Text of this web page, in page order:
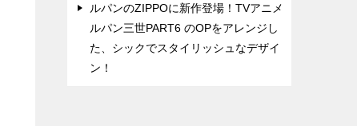
ルパンのZIPPOに新作登場！TVアニメ
ルパン三世PART6 のOPをアレンジし
た、シックでスタイリッシュなデザイ
ン！